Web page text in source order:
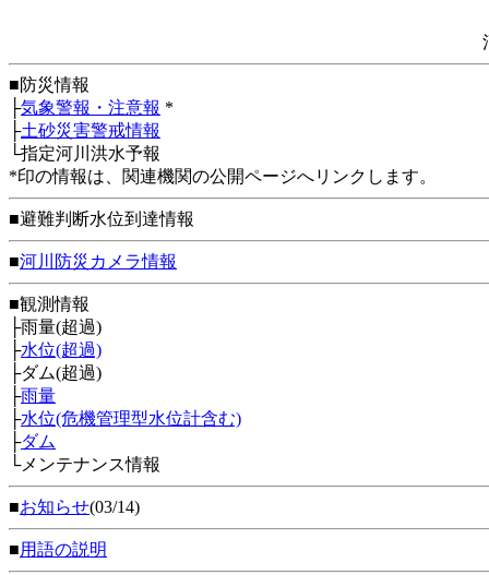
■防災情報
├気象警報・注意報 *
├土砂災害警戒情報
└指定河川洪水予報
*印の情報は、関連機関の公開ページへリンクします。
■避難判断水位到達情報
■河川防災カメラ情報
■観測情報
├雨量(超過)
├水位(超過)
├ダム(超過)
├雨量
├水位(危機管理型水位計含む)
├ダム
└メンテナンス情報
■お知らせ(03/14)
■用語の説明